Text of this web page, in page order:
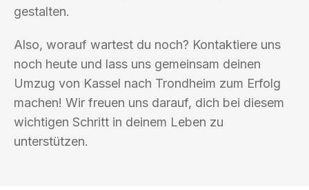
gestalten.
Also, worauf wartest du noch? Kontaktiere uns
noch heute und lass uns gemeinsam deinen
Umzug von Kassel nach Trondheim zum Erfolg
machen! Wir freuen uns darauf, dich bei diesem
wichtigen Schritt in deinem Leben zu
unterstützen.